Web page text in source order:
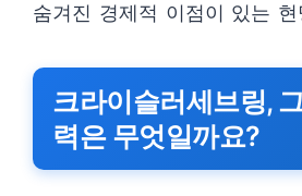
숨겨진 경제적 이점이 있는
크라이슬러세브링,
력은 무엇일까요?